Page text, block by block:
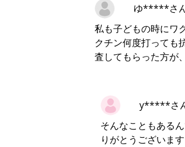
ゆ*****さ
私も子どもの時にワ
クチン何度打っても
査してもらった方が
y*****さ
そんなこともある
りがとうございます